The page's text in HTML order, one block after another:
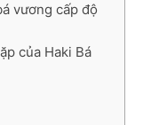
vương cấp độ
của Haki Bá